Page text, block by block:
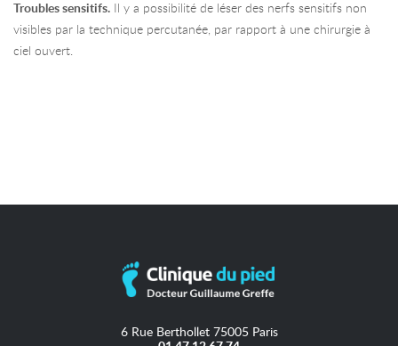
Troubles sensitifs. Il y a possibilité de léser des nerfs sensitifs non
visibles par la technique percutanée, par rapport à une chirurgie à
ciel ouvert.
6 Rue Berthollet 75005 Paris